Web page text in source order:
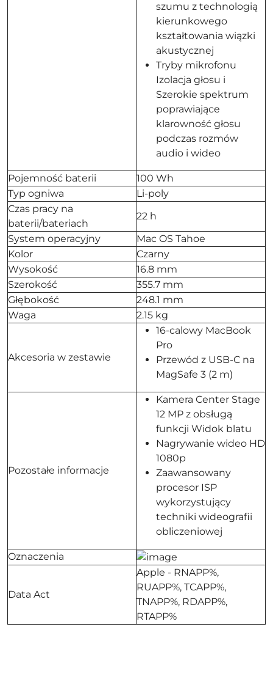
szumu z technologią
kierunkowego
kształtowania wiązki
akustycznej
Tryby mikrofonu
Izolacja głosu i
Szerokie spektrum
poprawiające
klarowność głosu
podczas rozmów
audio i wideo
Pojemność baterii
100 Wh
Typ ogniwa
Li-poly
Czas pracy na
baterii/bateriach
22 h
System operacyjny
Mac OS Tahoe
Kolor
Czarny
Wysokość
16.8 mm
Szerokość
355.7 mm
Głębokość
248.1 mm
Waga
2.15 kg
Akcesoria w zestawie
16-calowy MacBook
Pro
Przewód z USB-C na
MagSafe 3 (2 m)
Pozostałe informacje
Kamera Center Stage
12 MP z obsługą
funkcji Widok blatu
Nagrywanie wideo HD
1080p
Zaawansowany
procesor ISP
wykorzystujący
techniki wideografii
obliczeniowej
Oznaczenia
Data Act
Apple - RNAPP%,
RUAPP%, TCAPP%,
TNAPP%, RDAPP%,
RTAPP%